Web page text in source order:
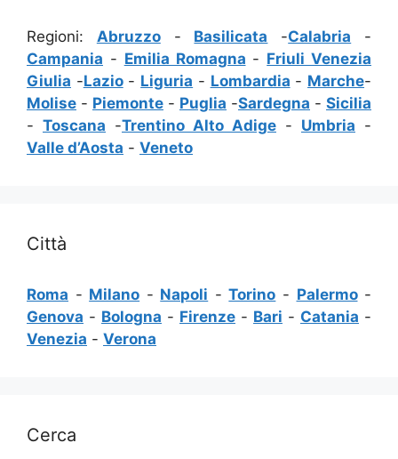
Regioni: Abruzzo- Basilicata -Calabria -
Campania - Emilia Romagna - Friuli Venezia
Giulia -Lazio- Liguria - Lombardia - Marche-
Molise - Piemonte - Puglia -Sardegna - Sicilia
- Toscana -Trentino Alto Adige - Umbria -
Valle d’Aosta - Veneto
Città
Roma - Milano - Napoli -Torino - Palermo-
Genova - Bologna - Firenze - Bari - Catania -
Venezia - Verona
Cerca